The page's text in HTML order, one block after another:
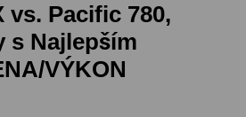
vs. Pacific 780,
s Najlepším
VÝKON